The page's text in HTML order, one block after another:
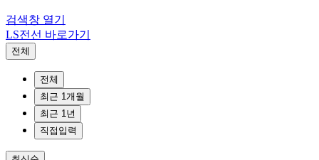
검색창 열기
LS전선 바로가기
전체
전체
최근 1개월
최근 1년
직접입력